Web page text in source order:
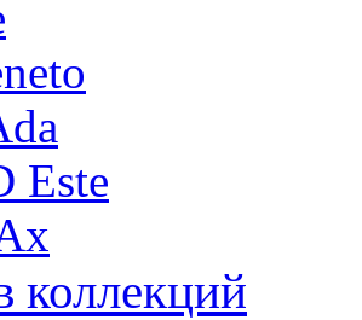
Este
коллекций